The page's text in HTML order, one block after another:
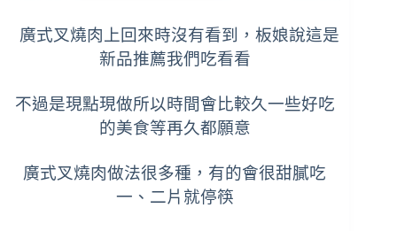
廣式叉燒肉上回來時沒有看到，板娘說這是
新品推薦我們吃看看
不過是現點現做所以時間會比較久一些好吃
的美食等再久都願意
廣式叉燒肉做法很多種，有的會很甜膩吃
一、二片就停筷